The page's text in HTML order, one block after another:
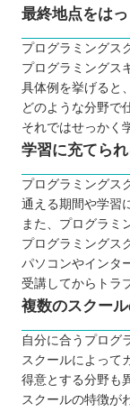
特
一
プログラ
【兵庫】
ヒ
【兵庫】
兵庫で自
最終地点をは
プログラミングス
プログラミングス
具体例を挙げると
どのような分野で
それではせっかく
学習に充てら
プログラミングス
通える期間や学習
また、プログラミ
プログラミングス
パソコンやインタ
受講してからトラ
複数のスクー
自分に合うプログ
スクールによって
得意とする分野も
スクールの特徴が